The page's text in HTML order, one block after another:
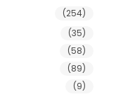
(254)
(35)
(58)
(89)
(9)